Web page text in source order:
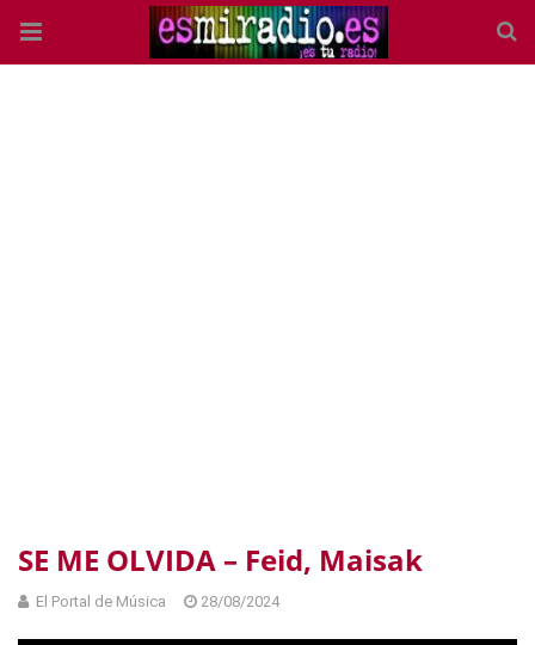
SE ME OLVIDA – Feid, Maisak
El Portal de Música 28/08/2024